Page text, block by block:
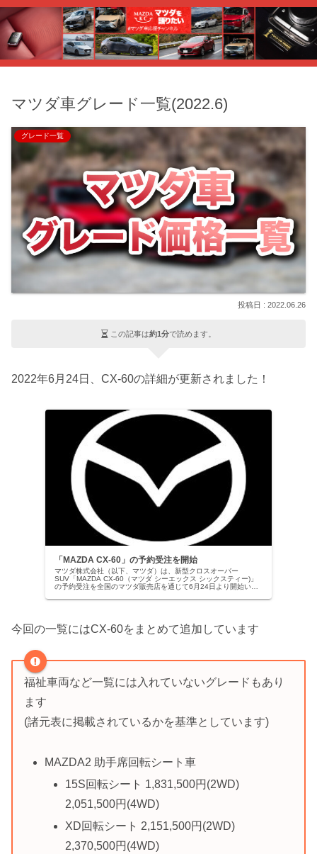
マツダ車グレード一覧(2022.6)
グレード一覧
2022.06.26
この記事は約1分で読めます。
2022年6月24日、CX-60の詳細が更新されました！
「MAZDA CX-60」の予約受注を開始
マツダ株式会社（以下、マツダ）は、新型クロスオーバー
SUV「MAZDA CX-60（マツダ シーエックス シックスティー)」
の予約受注を全国のマツダ販売店を通じて6月24日より開始いた
今回の一覧にはCX-60をまとめて追加しています
福祉車両など一覧には入れていないグレードもあり
ます
(諸元表に掲載されているかを基準としています)
MAZDA2 助手席回転シート車
15S回転シート 1,831,500円(2WD)
2,051,500円(4WD)
XD回転シート 2,151,500円(2WD)
2,370,500円(4WD)